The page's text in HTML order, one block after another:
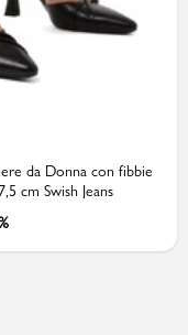
da Donna con fibbie
cm Swish Jeans